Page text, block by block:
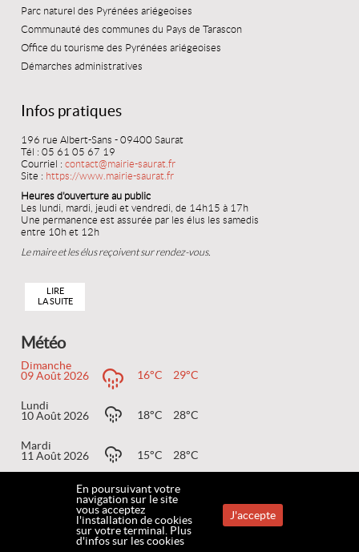
Parc naturel des Pyrénées ariégeoises
Communauté des communes du Pays de Tarascon
Office du tourisme des Pyrénées ariégeoises
Démarches administratives
Infos pratiques
196 rue Albert-Sans - 09400 Saurat
Tél : 05 61 05 67 19
Courriel :contact@mairie-saurat.fr
Site : https://www.mairie-saurat.fr
Heures d'ouverture au public
Les lundi, mardi, jeudi et vendredi, de 14h15 à 17h
Une permanence est assurée par les élus les samedis
entre 10h et 12h
Le maire et les élus reçoivent sur rendez-vous.
LIRE
LA SUITE
Météo
Dimanche
09 Août 2026
16°C 29°C
Lundi
10 Août 2026
18°C 28°C
Mardi
11 Août 2026
15°C 28°C
MENTIONS LÉGALES COOKIES PLAN DU SITE
En poursuivant votre
navigation sur le site
vous acceptez
l'installation de cookies
sur votre terminal. Plus
d'infos sur les cookies
J'accepte